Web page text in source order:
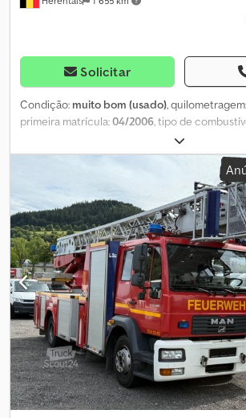
Solicitar
Condição: muito bom (usado), quilometragem:
primeira matrícula:04/2006, tipo de
, combustível:
cabina do condutor:cabina diurna, tipo de
, comprimento
2 600 mm , altura total: 3 200 mm, Ano
Outras opções e acessórios = - Tomada de
Observações = CAMINHÃO BELGA EM
Mais informações = Informações técnicas
Configuração dos eixos Suspensão:
lâmina Eixo dianteiro: Direcional Eixo traseiro:
Peso em vazio: 7.830 kg Carga útil: 10.170 kg
18.000 kg Funcionalidades Bomba: Sim
muito bom Estado estético: muito bom
Mais informações Para obter mais
com Thierry Leemans.